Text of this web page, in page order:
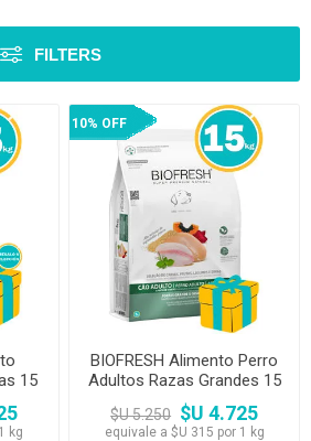
FILTERS
15
kg
10% OFF
BIOFRESH Alimento Perro
Adultos Razas Grandes 15
kg
$U 5.250 $U 4.725
equivale a $U 315 por 1 kg